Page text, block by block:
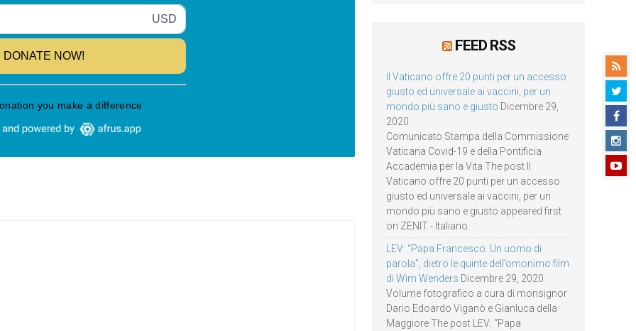
FEED RSS
Il Vaticano offre 20 punti per un accesso
giusto ed universale ai vaccini, per un
mondo più sano e giusto Dicembre 29,
2020
Comunicato Stampa della Commissione
Vaticana Covid-19 e della Pontificia
Accademia per la Vita The post Il
Vaticano offre 20 punti per un accesso
giusto ed universale ai vaccini, per un
mondo più sano e giusto appeared first
on ZENIT - Italiano.
LEV: “Papa Francesco. Un uomo di
parola”, dietro le quinte dell’omonimo film
di Wim Wenders Dicembre 29, 2020
Volume fotografico a cura di monsignor
Dario Edoardo Viganò e Gianluca della
Maggiore The post LEV: “Papa